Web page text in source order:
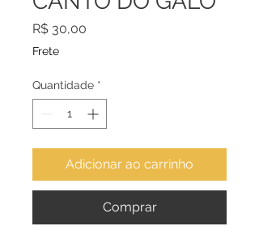
R$ 30,00
Frete
Quantidade *
Adicionar ao carrinho
Comprar